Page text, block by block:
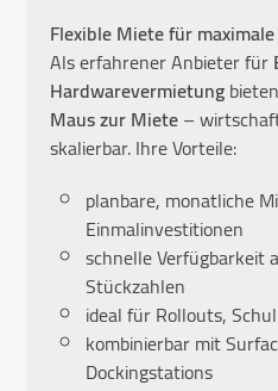
Flexible Miete für
Als erfahrener Anbieter für
Hardwarevermietung
Maus zur Miete–
skalierbar. Ihre Vorteile:
planbare, monatliche
Einmalinvestitionen
schnelle Verfügbarkeit
Stückzahlen
ideal für Rollouts,
kombinierbar mit
Dockingstations